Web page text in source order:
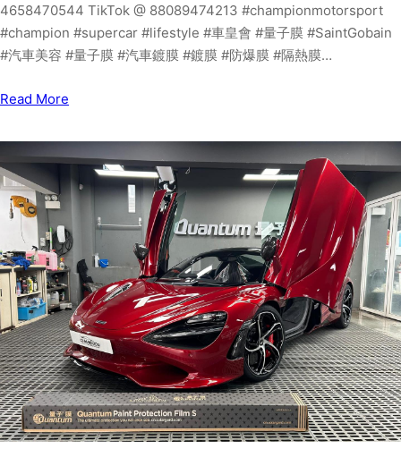
4658470544 TikTok @ 88089474213 #championmotorsport
#champion #supercar #lifestyle #車皇會 #量子膜 #SaintGobain
#汽車美容 #量子膜 #汽車鍍膜 #鍍膜 #防爆膜 #隔熱膜…
Read More